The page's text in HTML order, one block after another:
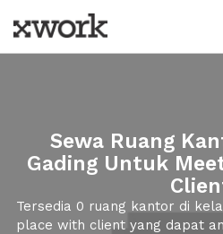
Sewa Ruang
Gading Untuk
Tersedia 0 ruang kantor di
place with client yang dapat